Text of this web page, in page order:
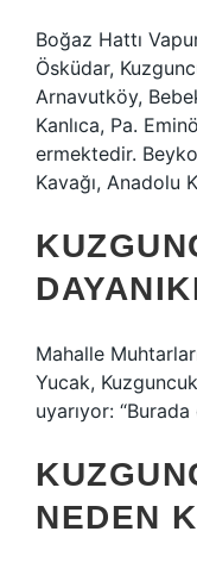
Boğaz Hattı
Ösküdar,
Arnavutköy,
Kanlıca, Pa.
ermektedir.
Kavağı, Anadolu
Mahalle
Yucak,
uyarıyor:
NEDEN